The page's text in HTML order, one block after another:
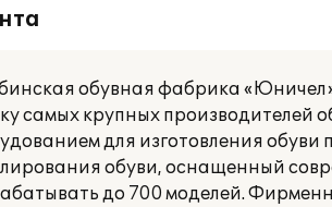
обувная фабрика
самых крупных производителей
для изготовления
обуви, оснащенный
до 700 моделей.